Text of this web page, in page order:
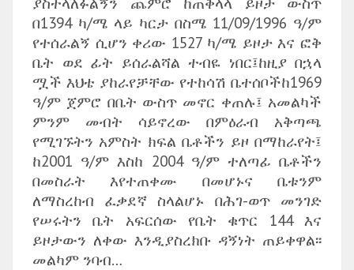
በ1394 ካ/ሜ ላይ ካርታ በስሜ 11/09/1996 ዓ/ም
የተሰራልኝ ሲሆን ቀሪው 1527 ካ/ሜ ይዞታ እና ፎቅ
ቤት ወደ ፊት ይሰራልሻል ተብዬ ነበር፤ከዚያ በኋላ
ሟች እህቴ ያከራየቻቸው የተከሳሽ ቤተሰቦችከ1969
ዓ/ም ጀምሮ በቤት ውስጥ መኖር ቀጠሉ፤ አመልካች
ምንም መብት ሳይኖረው በምዕራብ አቅጣጫ
የሚገኙትን አምስት ክፍል ቤቶችን ይዞ በማከራየት፤
ከ2001 ዓ/ም እስከ 2004 ዓ/ም ተለጣፊ ቤቶችን
በመስራት እየተጠቀሙ በመሆኑና ቤቱንም
ለማስረከብ ፈቃደኛ ስላልሆኑ በሕገ-ወጥ መንገድ
የሠሩትን ቤት አፍርሰው የቤት ቁጥር 144 እና
ይዞታውን ለቀው እንዲያስረክቡ ዳኝነት ጠይቀዋል፡፡
መልካም ንባብ…